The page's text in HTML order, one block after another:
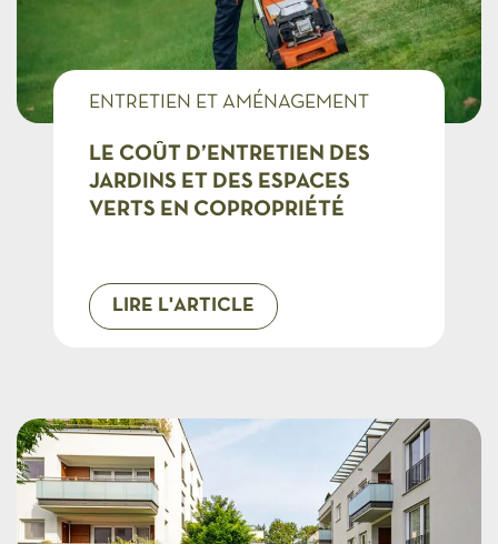
LE COÛT D’ENTRETIEN DES
JARDINS ET DES ESPACES
VERTS EN COPROPRIÉTÉ
ENTRETIEN ET AMÉNAGEMENT
LIRE L'ARTICLE